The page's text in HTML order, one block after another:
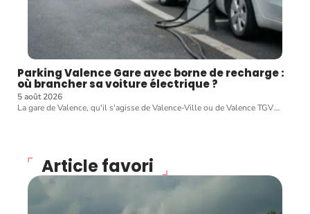
Parking Valence Gare avec borne de recharge :
où brancher sa voiture électrique ?
5 août 2026
La gare de Valence, qu'il s'agisse de Valence-Ville ou de Valence TGV…
Article favori